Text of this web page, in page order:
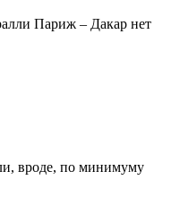
Париж – Дакар нет
вроде, по минимуму